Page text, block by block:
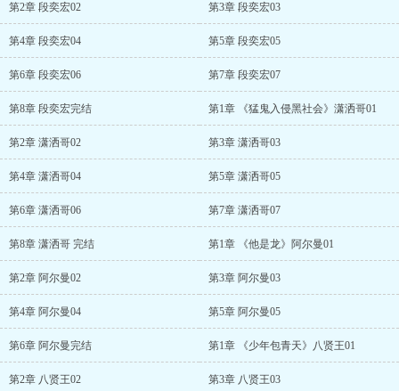
第2章 段奕宏02 第3章 段奕宏03
第4章 段奕宏04 第5章 段奕宏05
第6章 段奕宏06 第7章 段奕宏07
第8章 段奕宏完结 第1章 《猛鬼入侵黑社会》潇洒哥01
第2章 潇洒哥02 第3章 潇洒哥03
第4章 潇洒哥04 第5章 潇洒哥05
第6章 潇洒哥06 第7章 潇洒哥07
第8章 潇洒哥 完结 第1章 《他是龙》阿尔曼01
第2章 阿尔曼02 第3章 阿尔曼03
第4章 阿尔曼04 第5章 阿尔曼05
第6章 阿尔曼完结 第1章 《少年包青天》八贤王01
第2章 八贤王02 第3章 八贤王03